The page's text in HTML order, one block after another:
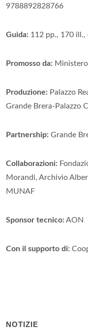
9788892828766
Guida: 112 pp., 170 ill.,
Promosso da:
Produzione: Palazzo
Grande Brera-Palazzo
Partnership: Grande
Collaborazioni:
Morandi, Archivio
MUNAF
Sponsor tecnico: AON
Con il supporto di:
NOTIZIE